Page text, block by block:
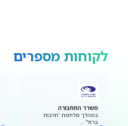
לקוחות מספרים
משרד התחבורה
במהלך מלחמת 'חרבות
ברזל' …